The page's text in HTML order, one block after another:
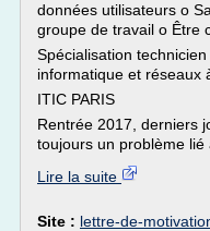
données utilisateurs o
groupe de travail o Être
Spécialisation
informatique et
ITIC PARIS
Rentrée 2017, derniers
toujours un problème lié
Lire la suite
Site : lettre-de-